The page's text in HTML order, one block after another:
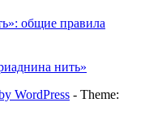
общие правила
нить»
WordPress - Theme: